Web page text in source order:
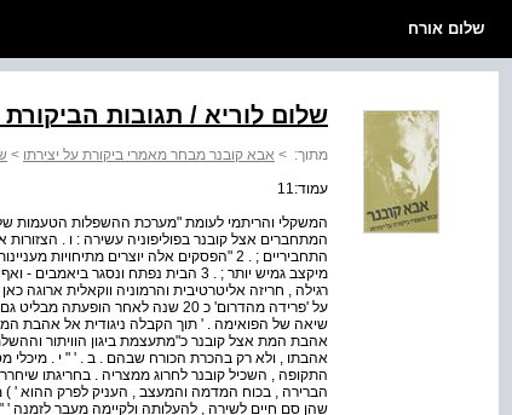
שלום אורח
שלום לוריא / תגובות
מתוך: > אבא קובנר מבחר מאמרי ביקורת על יצירתו >
עמוד:11
המתחברים אצל קובנר בפוליפוניה עשירה : ו .
התחביריים ; . 2 "הפסקים אלה יוצרים מתיחויות
שיאה של הפואימה . ' תוך הקבלה ניגודית אל אהבת
אהבת המת אצל קובנר כ"מתעצמת ביגון הוויתור
אהבתו , ולא רק בהכרת הכורח שבהם . ב . ' " י .
התקופה , השכיל קובנר לחרוג ממצריה . בחריגתו
הברירה , בכוח המדמה והמעצב , העניק לפרק ההוא ' )
שהן סם חיים לשירה , להעלותה ולקיימה מעבר לזמנה